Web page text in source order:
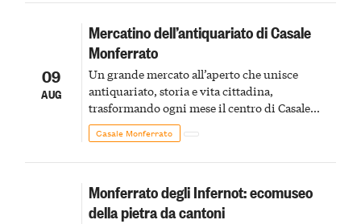
09
AUG
Mercatino dell’antiquariato di Casale
Monferrato
Un grande mercato all’aperto che unisce
antiquariato, storia e vita cittadina,
trasformando ogni mese il centro di Casale
Monferrato in un luogo di scoperta e racconto
Casale Monferrato
Monferrato degli Infernot: ecomuseo
della pietra da cantoni